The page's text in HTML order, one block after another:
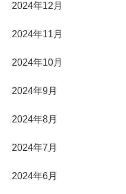
2024年12月
2024年11月
2024年10月
2024年9月
2024年8月
2024年7月
2024年6月